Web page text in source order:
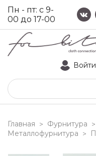
Пн - пт: с 9-
00 до 17-00
Войти
Главная > Фурнитура >
Металлофурнитура >